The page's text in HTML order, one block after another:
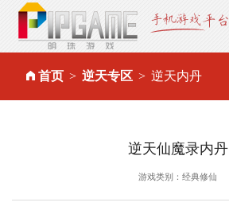
首页 逆天专区 逆天内丹
逆天仙魔录内丹
游戏类别：经典修仙